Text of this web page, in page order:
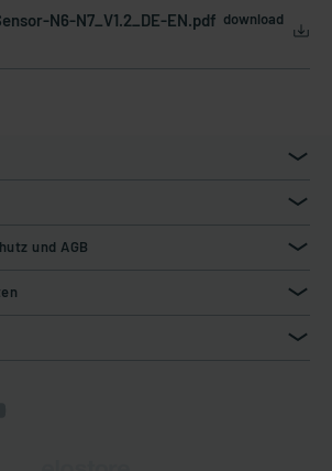
N6-N7_V1.2_DE-EN.pdf download
und AGB